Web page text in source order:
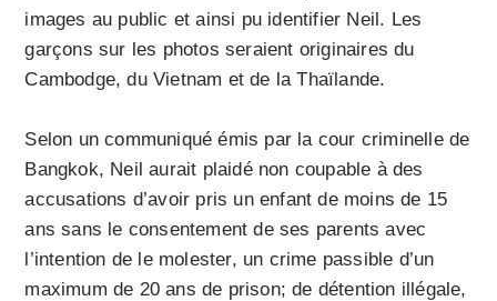
images au public et ainsi pu identifier Neil. Les
garçons sur les photos seraient originaires du
Cambodge, du Vietnam et de la Thaïlande.
Selon un communiqué émis par la cour criminelle de
Bangkok, Neil aurait plaidé non coupable à des
accusations d’avoir pris un enfant de moins de 15
ans sans le consentement de ses parents avec
l’intention de le molester, un crime passible d’un
maximum de 20 ans de prison; de détention illégale,